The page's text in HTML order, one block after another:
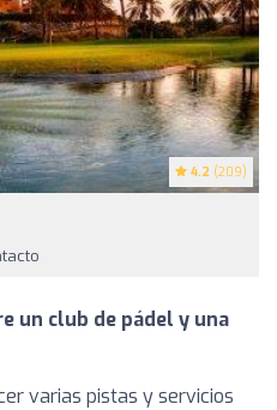
4.2 (209)
un club de pádel y una
varias pistas y servicios